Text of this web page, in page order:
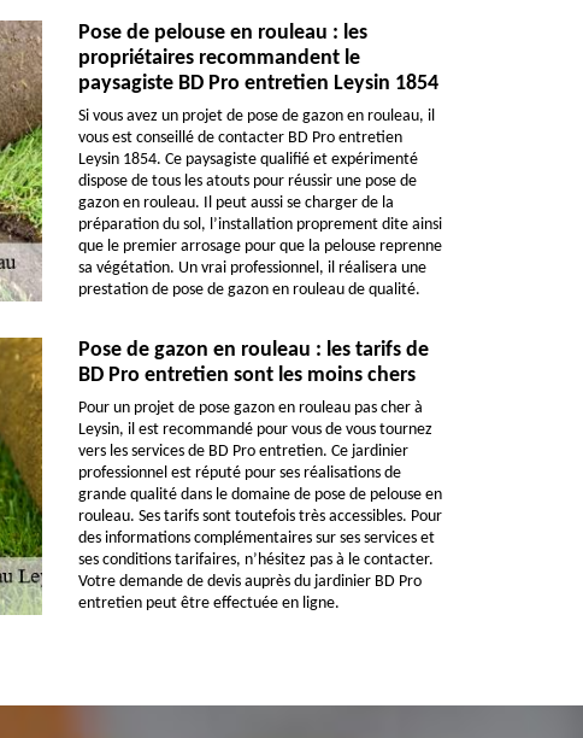
Pose de pelouse en rouleau : les
propriétaires recommandent le
paysagiste BD Pro entretien Leysin 1854
Si vous avez un projet de pose de gazon en rouleau, il
vous est conseillé de contacter BD Pro entretien
Leysin 1854. Ce paysagiste qualifié et expérimenté
dispose de tous les atouts pour réussir une pose de
gazon en rouleau. Il peut aussi se charger de la
préparation du sol, l’installation proprement dite ainsi
que le premier arrosage pour que la pelouse reprenne
sa végétation. Un vrai professionnel, il réalisera une
prestation de pose de gazon en rouleau de qualité.
Pose de gazon en rouleau : les tarifs de
BD Pro entretien sont les moins chers
Pour un projet de pose gazon en rouleau pas cher à
Leysin, il est recommandé pour vous de vous tournez
vers les services de BD Pro entretien. Ce jardinier
professionnel est réputé pour ses réalisations de
grande qualité dans le domaine de pose de pelouse en
rouleau. Ses tarifs sont toutefois très accessibles. Pour
des informations complémentaires sur ses services et
ses conditions tarifaires, n’hésitez pas à le contacter.
Votre demande de devis auprès du jardinier BD Pro
entretien peut être effectuée en ligne.